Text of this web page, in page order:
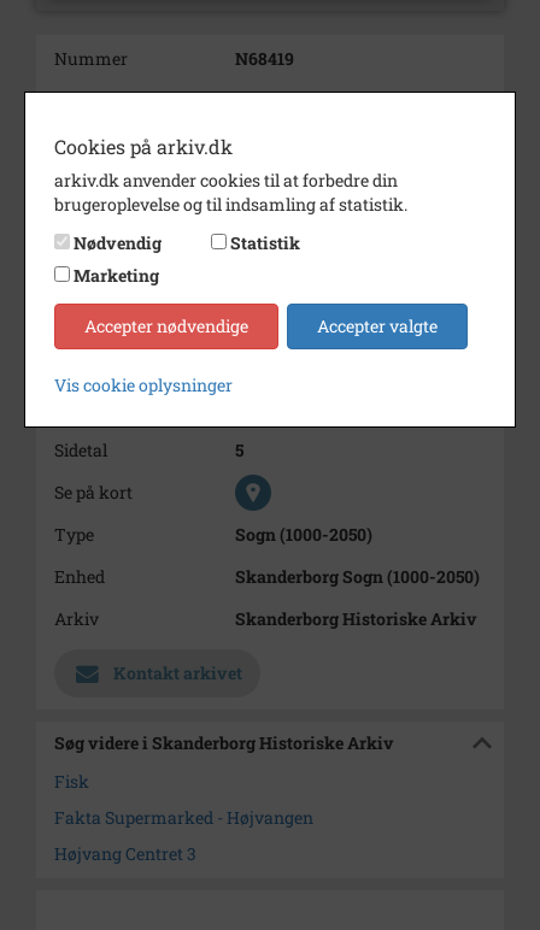
Nummer
N68419
Type
Aviser og artikler
Illustrationer
Indholdsnote
Martin Hansen fra firmaet
Harald Iversen og Søn A/S i
Thyborøn startede for godt et år
siden et nyt koncept med at
Årstal
2015
Sidetal
5
Se på kort
Type
Sogn (1000-2050)
Enhed
Skanderborg Sogn (1000-2050)
Arkiv
Skanderborg Historiske Arkiv
Kontakt arkivet
Søg videre i Skanderborg Historiske Arkiv
Fisk
Fakta Supermarked - Højvangen
Højvang Centret 3
Cookies på arkiv.dk
arkiv.dk anvender cookies til at forbedre din
brugeroplevelse og til indsamling af statistik.
Nødvendig
Statistik
Marketing
Accepter nødvendige Accepter valgte
Vis cookie oplysninger